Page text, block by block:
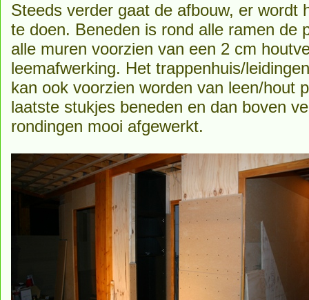
Steeds verder gaat de afbouw, er wordt
te doen. Beneden is rond alle ramen de
alle muren voorzien van een 2 cm
leemafwerking. Het trappenhuis/
kan ook voorzien worden van leen/hout
laatste stukjes beneden en dan boven
rondingen mooi afgewerkt.